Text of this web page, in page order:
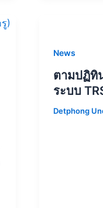
News
ตามปฏิทิ
ระบบ
Detphong